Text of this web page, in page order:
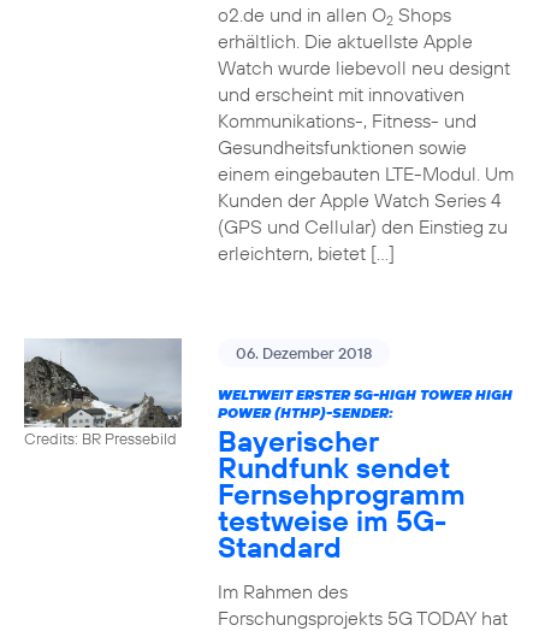
o2.de und in allen O2Shops
erhältlich. Die aktuellste Apple
Watch wurde liebevoll neu designt
und erscheint mit innovativen
Kommunikations-, Fitness- und
Gesundheitsfunktionen sowie
einem eingebauten LTE-Modul. Um
Kunden der Apple Watch Series 4
(GPS und Cellular) den Einstieg zu
erleichtern, bietet […]
Credits: BR Pressebild
06. Dezember 2018
WELTWEIT ERSTER 5G-HIGH TOWER HIGH
POWER (HTHP)-SENDER:
Bayerischer
Rundfunk sendet
Fernsehprogramm
testweise im 5G-
Standard
Im Rahmen des
Forschungsprojekts 5G TODAY hat